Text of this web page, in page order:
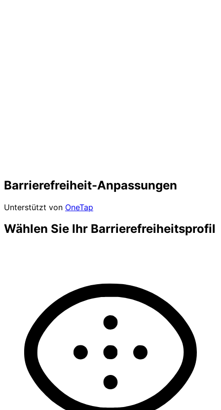
Barrierefreiheit-Anpassungen
Unterstützt von OneTap
Wählen Sie Ihr Barrierefreiheitsprofil